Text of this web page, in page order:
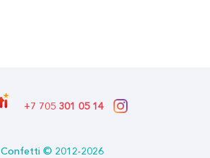
+7 705 301 05 14
Confetti © 2012-2026